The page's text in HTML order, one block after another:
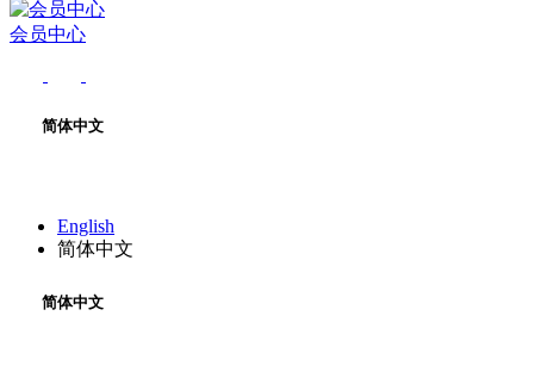
会员中心
简体中文
English
简体中文
简体中文